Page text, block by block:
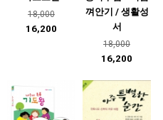
18,000
16,200
껴안기 / 생활성
서
18,000
16,200